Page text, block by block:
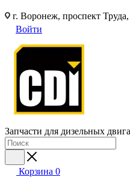
г. Воронеж, проспект
Войти
Запчасти для дизельных
Корзина 0